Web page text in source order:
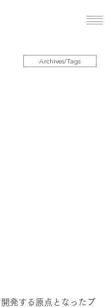
発する原点となったプ
Archives/Tags